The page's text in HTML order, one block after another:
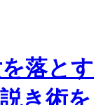
落とす
き術を